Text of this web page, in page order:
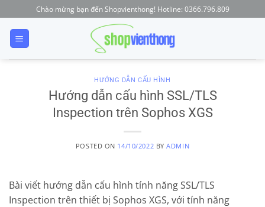
to
content
Chào mừng bạn đến Shopvienthong! Hotline: 0366.796.809
HƯỚNG DẪN CẤU HÌNH
Hướng dẫn cấu hình SSL/TLS
Inspection trên Sophos XGS
POSTED ON 14/10/2022 BYADMIN
Bài viết hướng dẫn cấu hình tính năng SSL/TLS
Inspection trên thiết bị Sophos XGS, với tính năng